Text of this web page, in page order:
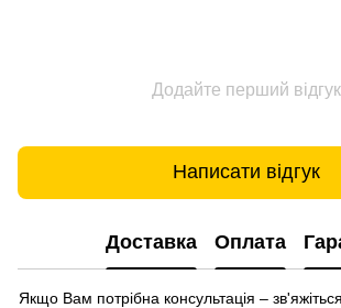
Додайте перший відгук
Написати відгук
Доставка Оплата
Якщо Вам потрібна консультація –